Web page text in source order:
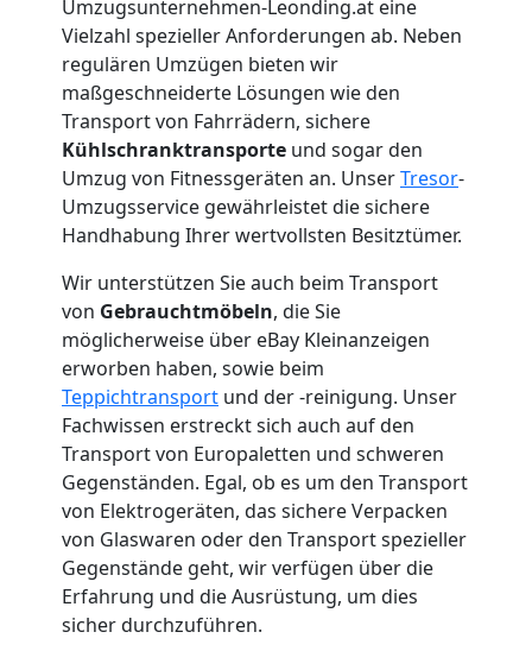
Umzugsunternehmen-Leonding.at eine
Vielzahl spezieller Anforderungen ab. Neben
regulären Umzügen bieten wir
maßgeschneiderte Lösungen wie den
Transport von Fahrrädern, sichere
Kühlschranktransporte und sogar den
Umzug von Fitnessgeräten an. UnserTresor-
Umzugsservice gewährleistet die sichere
Handhabung Ihrer wertvollsten Besitztümer.
Wir unterstützen Sie auch beim Transport
von Gebrauchtmöbeln, die Sie
möglicherweise über eBay Kleinanzeigen
erworben haben, sowie beim
Teppichtransport und der -reinigung. Unser
Fachwissen erstreckt sich auch auf den
Transport von Europaletten und schweren
Gegenständen. Egal, ob es um den Transport
von Elektrogeräten, das sichere Verpacken
von Glaswaren oder den Transport spezieller
Gegenstände geht, wir verfügen über die
Erfahrung und die Ausrüstung, um dies
sicher durchzuführen.
Leonding
Umzug
Mann
LKW
Leonding
Kunsttransport
Leonding